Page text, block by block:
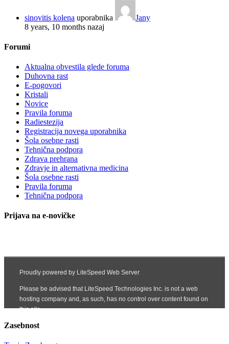
sinovitis kolena uporabnika
Jany
8 years, 10 months nazaj
Forumi
Aktualna obvestila glede foruma
Duhovna rast
E-pogovori
Kristali
Novice
Pravila foruma
Radiestezija
Registracija novega uporabnika
Šola osebne rasti
Tehnična podpora
Zdrava prehrana
Zdravje in alternativna medicina
Šola osebne rasti
Pravila foruma
Tehnična podpora
Prijava na e-novičke
Zasebnost